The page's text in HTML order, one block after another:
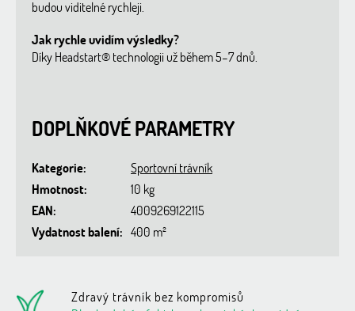
budou viditelné rychleji.
Jak rychle uvidím výsledky?
Díky Headstart® technologii už během 5–7 dnů.
DOPLŇKOVÉ PARAMETRY
Kategorie:
Sportovní trávník
Hmotnost:
10 kg
EAN:
4009269122115
Vydatnost balení: 400 m²
Zdravý trávník bez kompromisů